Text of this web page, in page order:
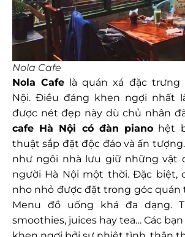
Nola Cafe
Nola Cafe là quán xá đặc trưng
Nội. Điều đáng khen ngợi nhất
được nét đẹp này dù chủ nhân
cafe Hà Nội có đàn piano hệt
thuật sắp đặt độc đáo và ấn
như ngôi nhà lưu giữ những vật
người Hà Nội một thời. Đặc biệt,
nho nhỏ được đặt trong góc quán
Menu đồ uống khá đa dạng.
smoothies, juices hay tea… Các